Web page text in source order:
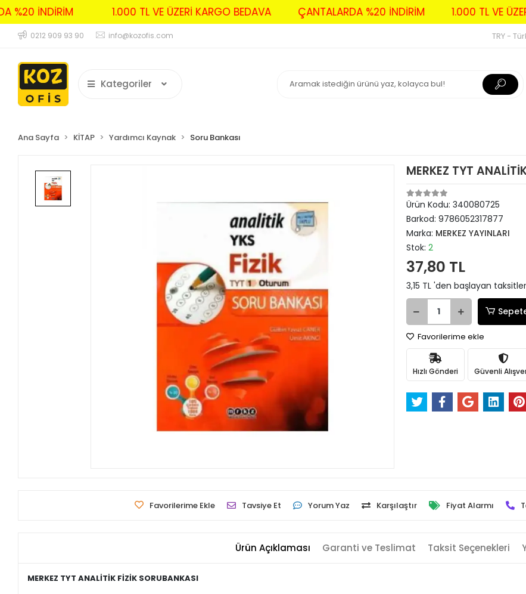
%20 İNDİRİM 1.000 TL VE ÜZERİ KARGO BEDAVA ÇANTALARDA %20 İNDİRİM 1.000 TL VE
0212 909 93 90 info@kozofis.com TRY -
Kategoriler
Ana Sayfa KİTAP Yardımcı Kaynak Soru Bankası
MERKEZ TYT
Ürün Kodu: 340080725
Barkod: 9786052317877
Marka: MERKEZ YAYINLARI
Stok: 2
37,80 TL
3,15 TL 'den başlayan
Favorilerime ekle
Hızlı Gönderi Güvenli
Favorilerime Ekle Tavsiye Et Yorum Yaz Karşılaştır Fiyat Alarmı
Ürün Açıklaması Garanti ve Teslimat Taksit Seçenekleri
MERKEZ TYT ANALİTİK FİZİK SORUBANKASI